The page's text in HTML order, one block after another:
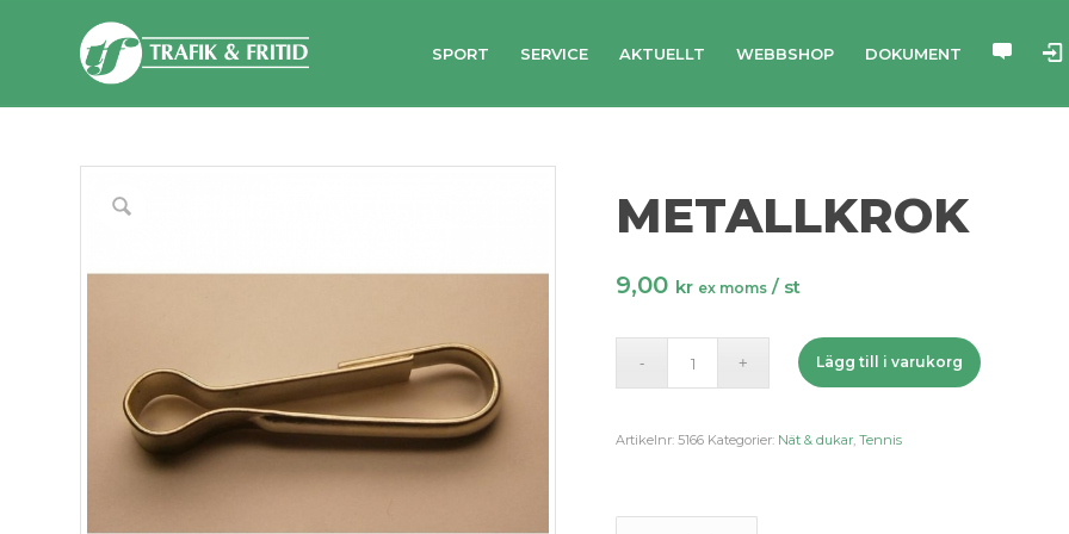
SPORT SERVICE AKTUELLT WEBBSHOP DOKUMENT
METALLKROK
9,00 kr ex moms / st
Lägg till i varukorg
Artikelnr:5166 Kategorier: Nät & dukar,Tennis